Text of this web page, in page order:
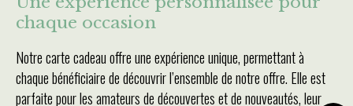
chaque occasion
Notre carte cadeau offre une expérience unique, permettant à
chaque bénéficiaire de découvrir l’ensemble de notre offre. Elle est
parfaite pour les amateurs de découvertes et de nouveautés, leur